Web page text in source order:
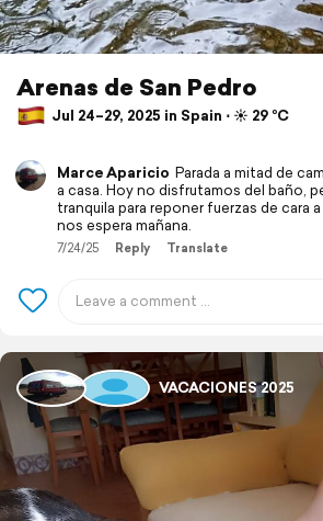
Arenas de San Pedro
Jul 24–29, 2025 in Spain ⋅ ☀️ 29 °C
Marce Aparicio Parada a mitad de
a casa. Hoy no disfrutamos del baño,
tranquila para reponer fuerzas de cara
nos espera mañana.
7/24/25 Reply Translate
VACACIONES 2025